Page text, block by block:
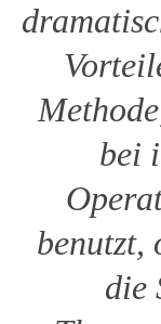
bei
benutzt,
die